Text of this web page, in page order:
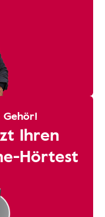
Ihren
Hörtest